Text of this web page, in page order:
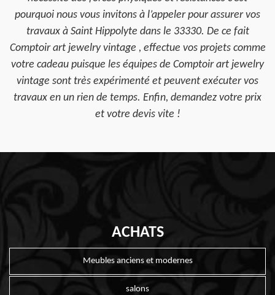
pourquoi nous vous invitons à l’appeler pour assurer vos
travaux à Saint Hippolyte dans le 33330. De ce fait
Comptoir art jewelry vintage , effectue vos projets comme
votre cadeau puisque les équipes de Comptoir art jewelry
vintage sont très expérimenté et peuvent exécuter vos
travaux en un rien de temps. Enfin, demandez votre prix
et votre devis vite !
ACHATS
Meubles anciens et modernes
salons